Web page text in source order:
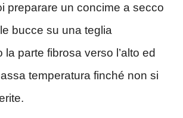
preparare un concime a secco
bucce su una teglia
la parte fibrosa verso l’alto ed
temperatura finché non si